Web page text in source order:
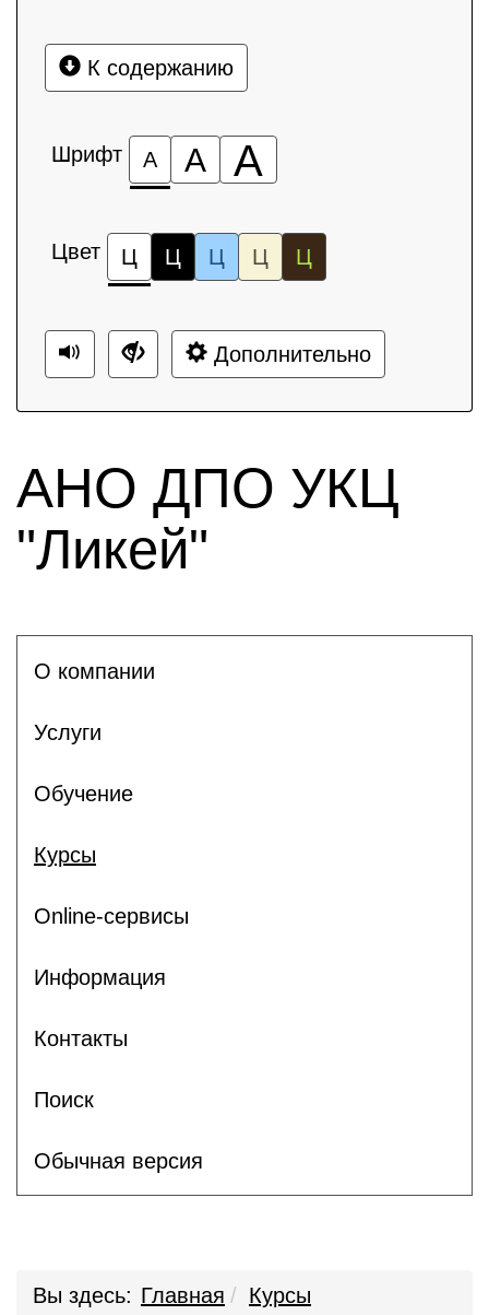
К содержанию
Шрифт А А А
Цвет Ц Ц Ц Ц Ц
Дополнительно
АНО ДПО УКЦ
"Ликей"
О компании
Услуги
Обучение
Курсы
Online-сервисы
Информация
Контакты
Поиск
Обычная версия
Вы здесь: Главная
Курсы